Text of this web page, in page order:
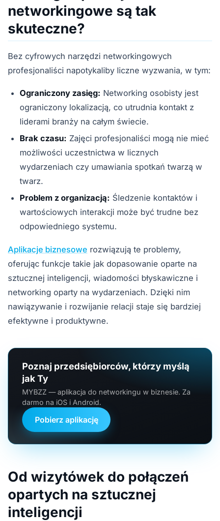
networkingowe są tak
skuteczne?
Bez cyfrowych narzędzi networkingowych
profesjonaliści napotykaliby liczne wyzwania, w tym:
Ograniczony zasięg: Networking osobisty jest
ograniczony lokalizacją, co utrudnia kontakt z
liderami branży na całym świecie.
Brak czasu: Zajęci profesjonaliści mogą nie mieć
możliwości uczestnictwa w licznych
wydarzeniach czy umawiania spotkań twarzą w
twarz.
Problem z organizacją: Śledzenie kontaktów i
wartościowych interakcji może być trudne bez
odpowiedniego systemu.
Aplikacje biznesowe rozwiązują te problemy,
oferując funkcje takie jak dopasowanie oparte na
sztucznej inteligencji, wiadomości błyskawiczne i
networking oparty na wydarzeniach. Dzięki nim
nawiązywanie i rozwijanie relacji staje się bardziej
efektywne i produktywne.
Poznaj przedsiębiorców, którzy myślą
jak Ty
MYBZZ — aplikacja do networkingu w biznesie. Za
darmo na iOS i Android.
Pobierz aplikację
Od wizytówek do połączeń
opartych na sztucznej
inteligencji